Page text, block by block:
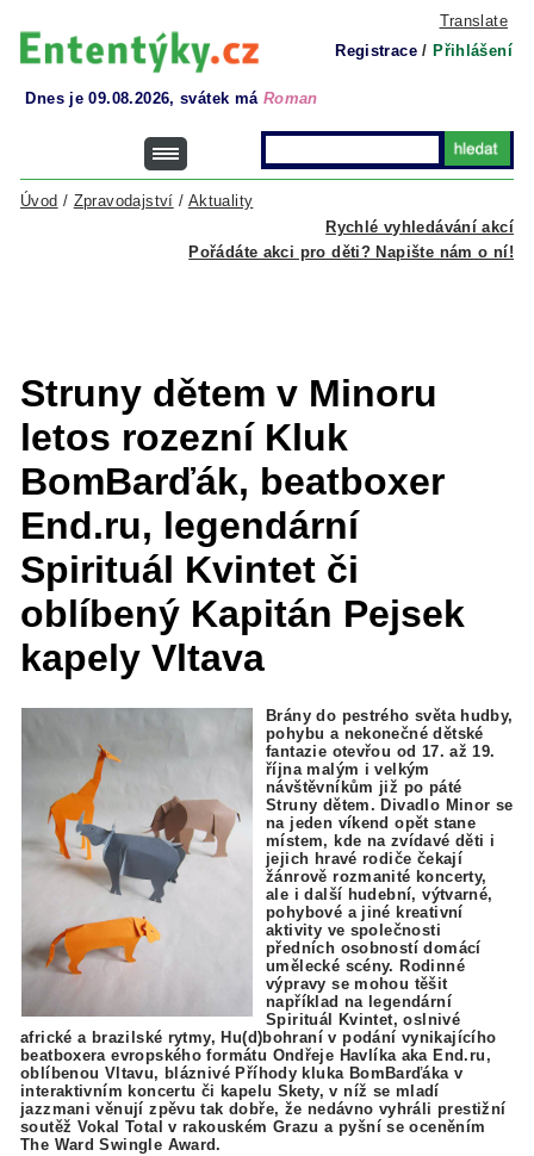
Translate
Registrace / Přihlášení
Dnes je 09.08.2026, svátek má Roman
Rychlé vyhledávání akcí
Úvod / Zpravodajství / Aktuality
Pořádáte akci pro děti? Napište nám o ní!
Struny dětem v Minoru
letos rozezní Kluk
BomBarďák, beatboxer
End.ru, legendární
Spirituál Kvintet či
oblíbený Kapitán Pejsek
kapely Vltava
Brány do pestrého světa hudby,
pohybu a nekonečné dětské
fantazie otevřou od 17. až 19.
října malým i velkým
návštěvníkům již po páté
Struny dětem. Divadlo Minor se
na jeden víkend opět stane
místem, kde na zvídavé děti i
jejich hravé rodiče čekají
žánrově rozmanité koncerty,
ale i další hudební, výtvarné,
pohybové a jiné kreativní
aktivity ve společnosti
předních osobností domácí
umělecké scény. Rodinné
výpravy se mohou těšit
například na legendární
Spirituál Kvintet, oslnivé
africké a brazilské rytmy, Hu(d)bohraní v podání vynikajícího
beatboxera evropského formátu Ondřeje Havlíka aka End.ru,
oblíbenou Vltavu, bláznivé Příhody kluka BomBarďáka v
interaktivním koncertu či kapelu Skety, v níž se mladí
jazzmani věnují zpěvu tak dobře, že nedávno vyhráli prestižní
soutěž Vokal Total v rakouském Grazu a pyšní se oceněním
The Ward Swingle Award.